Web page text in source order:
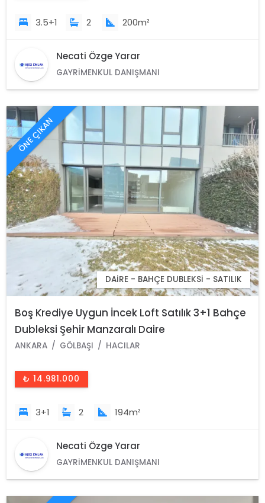
3.5+1 2 200m²
Necati Özge Yarar
GAYRIMENKUL DANIŞMANI
ÖNE ÇIKAN
DAIRE - BAHÇE DUBLEKSI - SATILIK
Boş Krediye Uygun İncek Loft Satılık 3+1 Bahçe
Dubleksi Şehir Manzaralı Daire
ANKARA GÖLBAŞI HACILAR
₺ 14.981.000
3+1 2 194m²
Necati Özge Yarar
GAYRIMENKUL DANIŞMANI